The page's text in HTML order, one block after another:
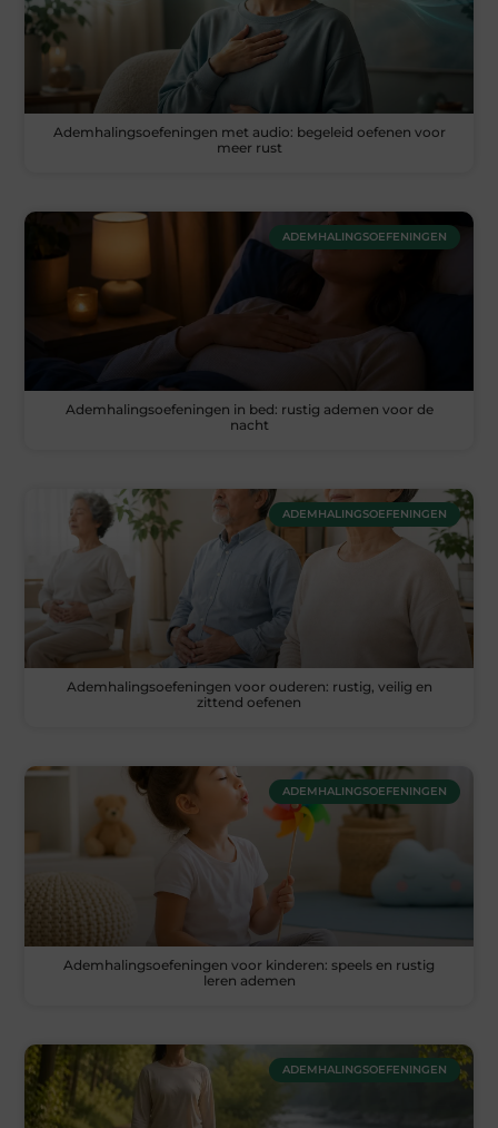
Ademhalingsoefeningen met audio: begeleid oefenen voor
meer rust
ADEMHALINGSOEFENINGEN
Ademhalingsoefeningen in bed: rustig ademen voor de
nacht
ADEMHALINGSOEFENINGEN
Ademhalingsoefeningen voor ouderen: rustig, veilig en
zittend oefenen
ADEMHALINGSOEFENINGEN
Ademhalingsoefeningen voor kinderen: speels en rustig
leren ademen
ADEMHALINGSOEFENINGEN